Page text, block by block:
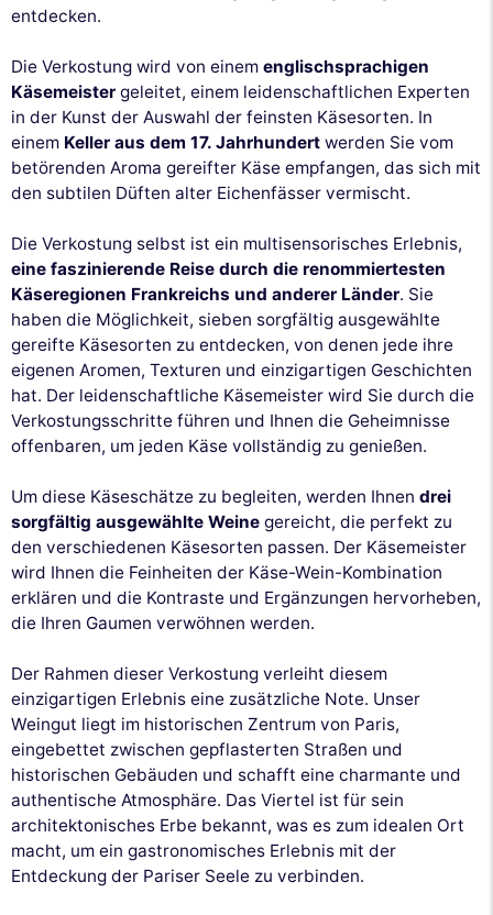
entdecken.
Die Verkostung wird von einem englischsprachigen
Käsemeister geleitet, einem leidenschaftlichen Experten
in der Kunst der Auswahl der feinsten Käsesorten. In
einem Keller aus dem 17. Jahrhundert werden Sie vom
betörenden Aroma gereifter Käse empfangen, das sich mit
den subtilen Düften alter Eichenfässer vermischt.
Die Verkostung selbst ist ein multisensorisches Erlebnis,
eine faszinierende Reise durch die renommiertesten
Käseregionen Frankreichs und anderer Länder. Sie
haben die Möglichkeit, sieben sorgfältig ausgewählte
gereifte Käsesorten zu entdecken, von denen jede ihre
eigenen Aromen, Texturen und einzigartigen Geschichten
hat. Der leidenschaftliche Käsemeister wird Sie durch die
Verkostungsschritte führen und Ihnen die Geheimnisse
offenbaren, um jeden Käse vollständig zu genießen.
Um diese Käseschätze zu begleiten, werden Ihnen drei
sorgfältig ausgewählte Weine gereicht, die perfekt zu
den verschiedenen Käsesorten passen. Der Käsemeister
wird Ihnen die Feinheiten der Käse-Wein-Kombination
erklären und die Kontraste und Ergänzungen hervorheben,
die Ihren Gaumen verwöhnen werden.
Der Rahmen dieser Verkostung verleiht diesem
einzigartigen Erlebnis eine zusätzliche Note. Unser
Weingut liegt im historischen Zentrum von Paris,
eingebettet zwischen gepflasterten Straßen und
historischen Gebäuden und schafft eine charmante und
authentische Atmosphäre. Das Viertel ist für sein
architektonisches Erbe bekannt, was es zum idealen Ort
macht, um ein gastronomisches Erlebnis mit der
Entdeckung der Pariser Seele zu verbinden.